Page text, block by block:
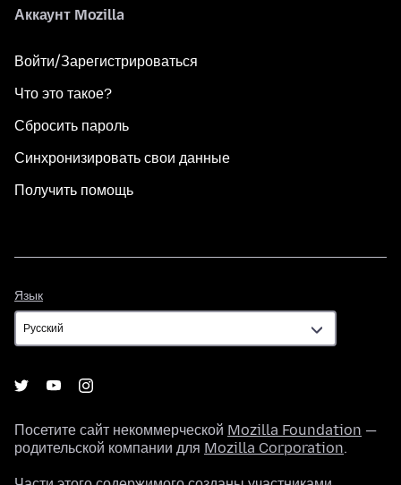
Аккаунт Mozilla
Войти/Зарегистрироваться
Что это такое?
Сбросить пароль
Синхронизировать свои данные
Получить помощь
Язык
Посетите сайт некоммерческой Mozilla Foundation —
родительской компании для Mozilla Corporation.